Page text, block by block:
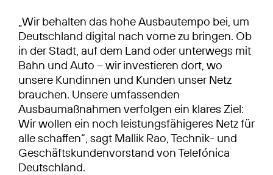
„Wir behalten das hohe Ausbautempo bei, um
Deutschland digital nach vorne zu bringen. Ob
in der Stadt, auf dem Land oder unterwegs mit
Bahn und Auto – wir investieren dort, wo
unsere Kundinnen und Kunden unser Netz
brauchen. Unsere umfassenden
Ausbaumaßnahmen verfolgen ein klares Ziel:
Wir wollen ein noch leistungsfähigeres Netz für
alle schaffen“, sagt Mallik Rao, Technik- und
Geschäftskundenvorstand von Telefónica
Deutschland.